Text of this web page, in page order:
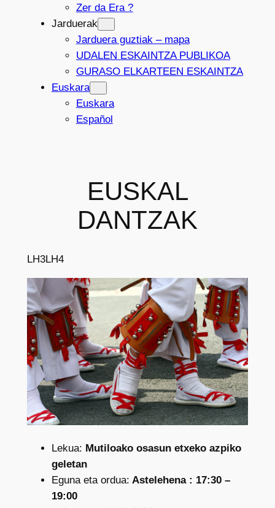
Zer da Era ?
Jarduerak
Jarduera guztiak – mapa
UDALEN ESKAINTZA PUBLIKOA
GURASO ELKARTEEN ESKAINTZA
Euskara
Euskara
Español
EUSKAL
DANTZAK
LH3LH4
Lekua: Mutiloako osasun etxeko azpiko
geletan
Eguna eta ordua: Astelehena : 17:30 –
19:00